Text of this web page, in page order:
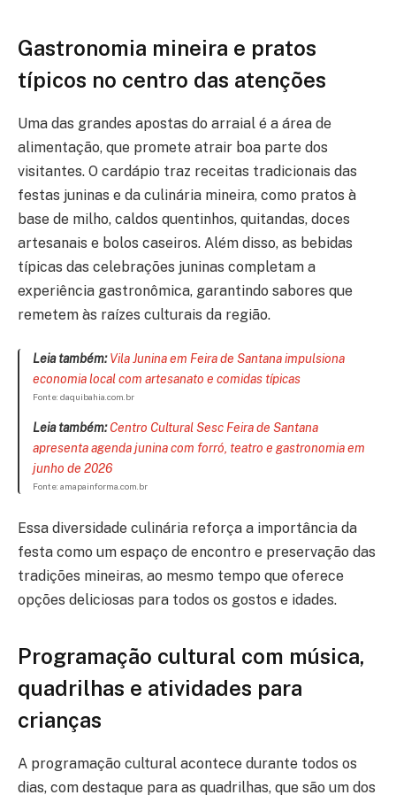
Gastronomia mineira e pratos
típicos no centro das atenções
Uma das grandes apostas do arraial é a área de
alimentação, que promete atrair boa parte dos
visitantes. O cardápio traz receitas tradicionais das
festas juninas e da culinária mineira, como pratos à
base de milho, caldos quentinhos, quitandas, doces
artesanais e bolos caseiros. Além disso, as bebidas
típicas das celebrações juninas completam a
experiência gastronômica, garantindo sabores que
remetem às raízes culturais da região.
Leia também: Vila Junina em Feira de Santana impulsiona
economia local com artesanato e comidas típicas
Fonte: daquibahia.com.br
Leia também: Centro Cultural Sesc Feira de Santana
apresenta agenda junina com forró, teatro e gastronomia em
junho de 2026
Fonte: amapainforma.com.br
Essa diversidade culinária reforça a importância da
festa como um espaço de encontro e preservação das
tradições mineiras, ao mesmo tempo que oferece
opções deliciosas para todos os gostos e idades.
Programação cultural com música,
quadrilhas e atividades para
crianças
A programação cultural acontece durante todos os
dias, com destaque para as quadrilhas, que são um dos